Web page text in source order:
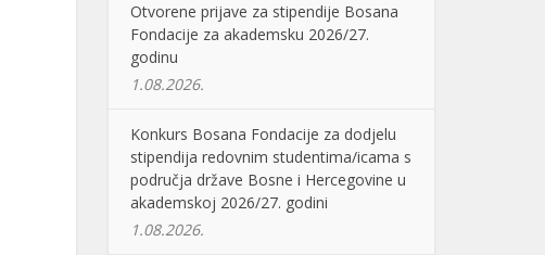
Otvorene prijave za stipendije Bosana
Fondacije za akademsku 2026/27.
godinu
1.08.2026.
Konkurs Bosana Fondacije za dodjelu
stipendija redovnim studentima/icama s
područja države Bosne i Hercegovine u
akademskoj 2026/27. godini
1.08.2026.